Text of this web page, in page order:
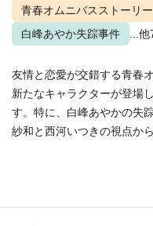
青春オムニバスストーリー
白峰あやか失踪事件
...
友情と恋愛が交錯する青春
新たなキャラクターが登場
す。特に、白峰あやかの失
紗和と西河いつきの視点から